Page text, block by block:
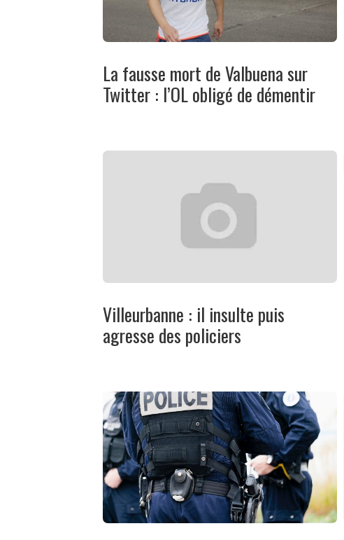
La fausse mort de Valbuena sur
Twitter : l’OL obligé de démentir
Villeurbanne : il insulte puis
agresse des policiers